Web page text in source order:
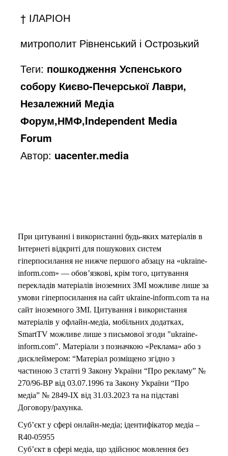
† ІЛАРІОН
митрополит Рівненський і Острозький
Теги: пошкодження Успенського
собору Києво-Печерської Лаври,
Незалежний Медіа
Форум,НМФ,Independent Media
Forum
Автор: uacenter.media
При цитуванні і використанні будь-яких матеріалів в
Інтернеті відкриті для пошукових систем
гіперпосилання не нижче першого абзацу на «ukraine-
inform.com» — обов’язкові, крім того, цитування
перекладів матеріалів іноземних ЗМІ можливе лише за
умови гіперпосилання на сайт ukraine-inform.com та на
сайт іноземного ЗМІ. Цитування і використання
матеріалів у офлайн-медіа, мобільних додатках,
SmartTV можливе лише з письмової згоди "ukraine-
inform.com". Матеріали з позначкою «Реклама» або з
дисклеймером: “Матеріал розміщено згідно з
частиною 3 статті 9 Закону України “Про рекламу” №
270/96-ВР від 03.07.1996 та Закону України “Про
медіа” № 2849-IX від 31.03.2023 та на підставі
Договору/рахунка.
Суб’єкт у сфері онлайн-медіа; ідентифікатор медіа –
R40-05955
Суб’єкт в сфері медіа, що здійснює мовлення без